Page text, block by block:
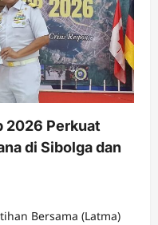
2026 Perkuat
di Sibolga dan
Bersama (Latma)